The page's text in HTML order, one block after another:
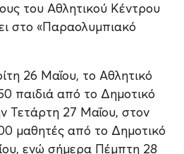
του Αθλητικού Κέντρου
στο «Παραολυμπιακό
26 Μαΐου, το Αθλητικό
παιδιά από το Δημοτικό
Τετάρτη 27 Μαΐου, στον
μαθητές από το Δημοτικό
ενώ σήμερα Πέμπτη 28